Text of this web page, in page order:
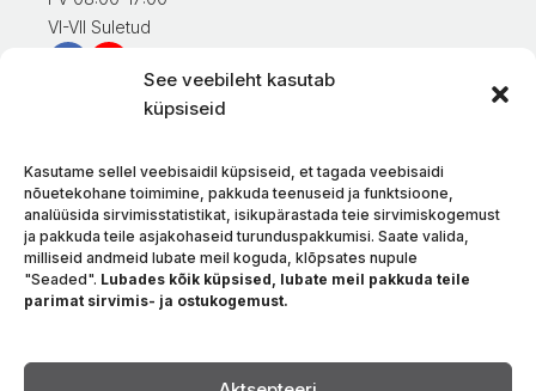
See veebileht kasutab
küpsiseid
Kasutame sellel veebisaidil küpsiseid, et tagada veebisaidi
nõuetekohane toimimine, pakkuda teenuseid ja funktsioone,
analüüsida sirvimisstatistikat, isikupärastada teie sirvimiskogemust
ja pakkuda teile asjakohaseid turunduspakkumisi. Saate valida,
milliseid andmeid lubate meil koguda, klõpsates nupule
"Seaded". Lubades kõik küpsised, lubate meil pakkuda teile
parimat sirvimis- ja ostukogemust.
VI-VII Suletud
Teave klientidele
Kaupade tarnimine
Kaupade tagastamine
Tingimused ja eeskirjad
Privaatsuspoliitika
Meie kohta
Keel